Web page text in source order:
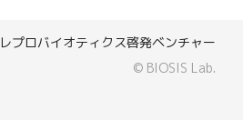
プロバイオティクス啓発ベンチャー
© BIOSIS Lab.